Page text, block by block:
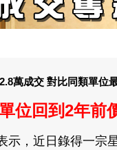
萬成交 對比同類單位
位回到2年前
示，近日錄得一宗